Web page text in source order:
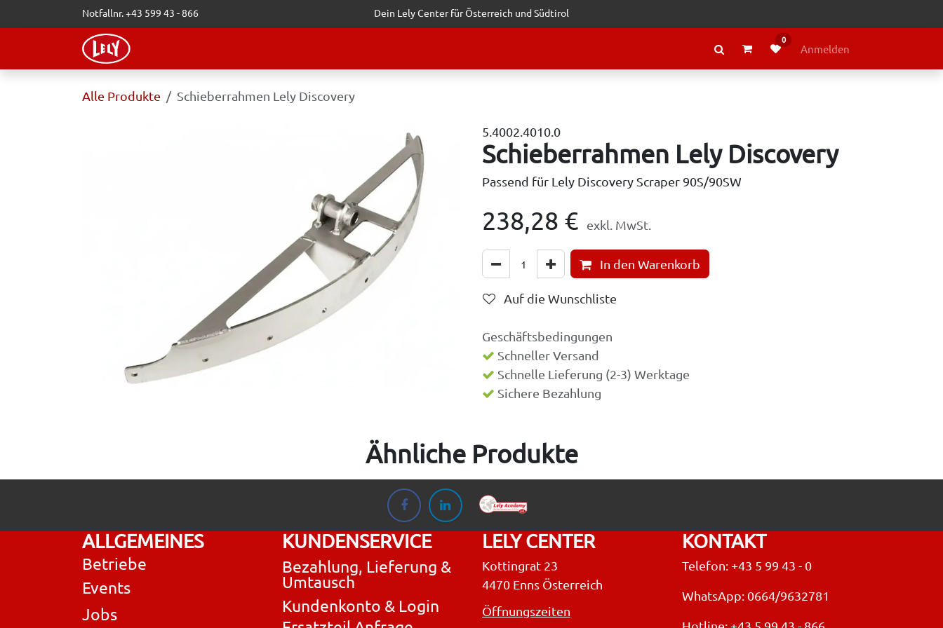
Zum Inhalt springenNotfallnr. +43 599 43 - 866 Dein Lely Center für Österreich und Südtirol
ÜBER LELY
0
Anmelden
Alle Produkte Schieberrahmen Lely Discovery
5.4002.4010.0
Schieberrahmen Lely Discovery
Passend für Lely Discovery Scraper 90S/90SW
238,28 € exkl. MwSt.
In den Warenkorb
Auf die Wunschliste
Geschäftsbedingungen
Schneller Versand
Schnelle Lieferung (2-3) Werktage
Sichere Bezahlung
Ähnliche Produkte
ALLGEMEINES
Betriebe
Events
Jobs
KUNDENSERVICE
Bezahlung, Lieferung &
Umtausch
Kundenkonto & Login
LELY CENTER
Kottingrat 23
4470 Enns Österreich
Öffnungszeiten
KONTAKT
Telefon: +43 5 99 43 - 0
WhatsApp: 0664/9632781